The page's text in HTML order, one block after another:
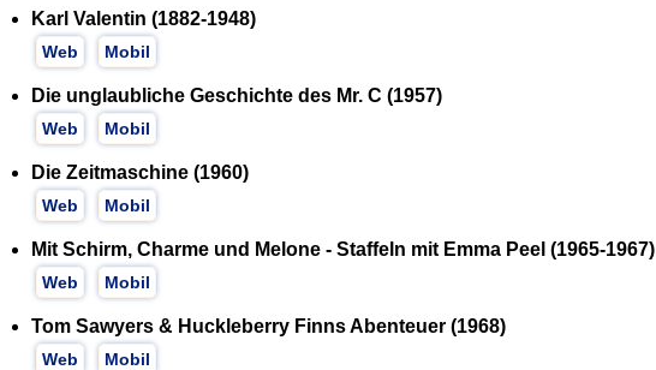
Karl Valentin (1882-1948)
Web Mobil
Die unglaubliche Geschichte des Mr. C (1957)
Web Mobil
Die Zeitmaschine (1960)
Web Mobil
Mit Schirm, Charme und Melone - Staffeln mit Emma Peel (1965-1967)
Web Mobil
Tom Sawyers & Huckleberry Finns Abenteuer (1968)
Web Mobil